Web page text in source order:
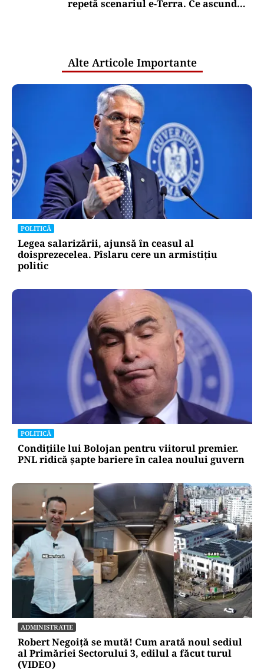
repetă scenariul e‑Terra. Ce ascund
Alte Articole Importante
POLITICĂ
Legea salarizării, ajunsă în ceasul al
doisprezecelea. Pîslaru cere un armistițiu
politic
POLITICĂ
Condițiile lui Bolojan pentru viitorul premier.
PNL ridică șapte bariere în calea noului guvern
ADMINISTRATIE
Robert Negoiță se mută! Cum arată noul sediul
al Primăriei Sectorului 3, edilul a făcut turul
(VIDEO)